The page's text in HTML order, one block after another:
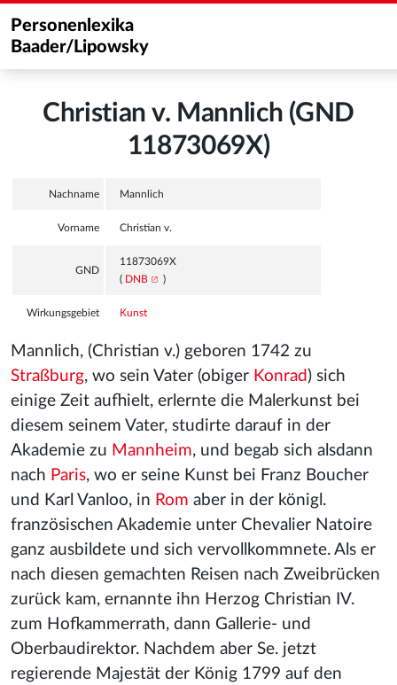
Personenlexika
Baader/Lipowsky
Christian v. Mannlich (GND
11873069X)
Nachname Mannlich
Vorname Christian v.
GND
11873069X
( DNB )
Wirkungsgebiet Kunst
Mannlich, (Christian v.) geboren 1742 zu
Straßburg, wo sein Vater (obiger Konrad ) sich
einige Zeit aufhielt, erlernte die Malerkunst bei
diesem seinem Vater, studirte darauf in der
Akademie zu Mannheim, und begab sich alsdann
nach Paris, wo er seine Kunst bei Franz Boucher
und Karl Vanloo, in Rom aber in der königl.
französischen Akademie unter Chevalier Natoire
ganz ausbildete und sich vervollkommnete. Als er
nach diesen gemachten Reisen nach Zweibrücken
zurück kam, ernannte ihn Herzog Christian IV.
zum Hofkammerrath, dann Gallerie- und
Oberbaudirektor. Nachdem aber Se. jetzt
regierende Majestät der König 1799 auf den